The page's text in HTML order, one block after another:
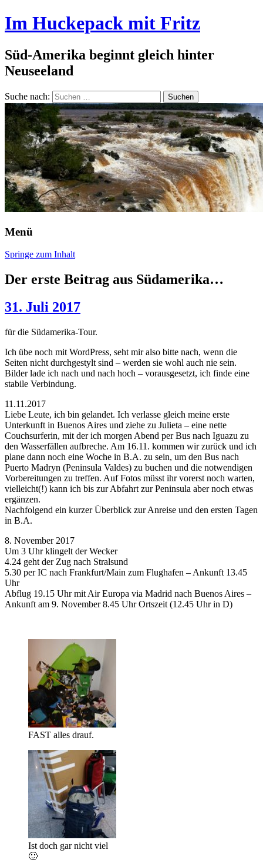
Im Huckepack mit Fritz
Süd-Amerika beginnt gleich hinter
Neuseeland
Suche nach:
Menü
Springe zum Inhalt
Der erste Beitrag aus Südamerika…
31. Juli 2017
für die Südamerika-Tour.
Ich übe noch mit WordPress, seht mir also bitte nach, wenn die
Seiten nicht durchgestylt sind – werden sie wohl auch nie sein.
Bilder lade ich nach und nach hoch – vorausgesetzt, ich finde eine
stabile Verbindung.
11.11.2017
Liebe Leute, ich bin gelandet. Ich verlasse gleich meine erste
Unterkunft in Buenos Aires und ziehe zu Julieta – eine nette
Couchsurferin, mit der ich morgen Abend per Bus nach Iguazu zu
den Wasserfällen aufbreche. Am 16.11. kommen wir zurück und ich
plane dann noch eine Woche in B.A. zu sein, um den Bus nach
Puerto Madryn (Peninsula Valdes) zu buchen und die notwendigen
Vorbereitungen zu treffen. Auf Fotos müsst ihr vorerst noch warten,
vielleicht(!) kann ich bis zur Abfahrt zur Peninsula aber noch etwas
ergänzen.
Nachfolgend ein kurzer Überblick zur Anreise und den ersten Tagen
in B.A.
8. November 2017
Um 3 Uhr klingelt der Wecker
4.24 geht der Zug nach Stralsund
5.30 per IC nach Frankfurt/Main zum Flughafen – Ankunft 13.45
Uhr
Abflug 19.15 Uhr mit Air Europa via Madrid nach Buenos Aires –
Ankunft am 9. November 8.45 Uhr Ortszeit (12.45 Uhr in D)
FAST alles drauf.
Ist doch gar nicht viel
🙂